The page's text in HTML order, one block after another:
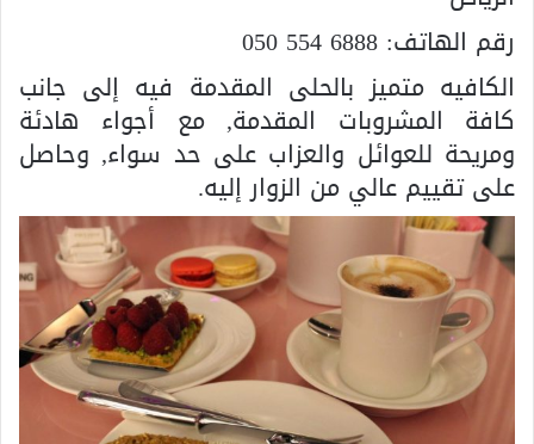
رقم الهاتف: 050 554 6888
الكافيه متميز بالحلى المقدمة فيه إلى جانب
كافة المشروبات المقدمة, مع أجواء هادئة
ومريحة للعوائل والعزاب على حد سواء, وحاصل
على تقييم عالي من الزوار إليه.